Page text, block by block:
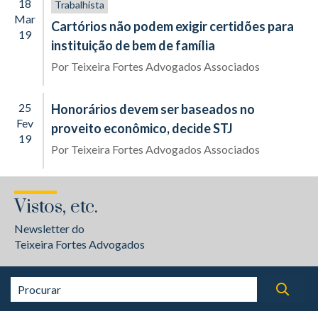
18
Mar
19
Trabalhista
Cartórios não podem exigir certidões para
instituição de bem de família
Por Teixeira Fortes Advogados Associados
25
Fev
19
Honorários devem ser baseados no
proveito econômico, decide STJ
Por Teixeira Fortes Advogados Associados
Vistos, etc.
Newsletter do
Teixeira Fortes Advogados